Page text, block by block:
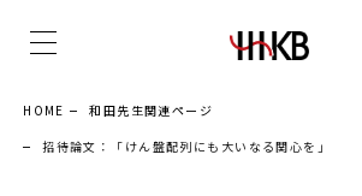
HOME
和田先生関連ページ
招待論文：「けん盤配列にも大いなる関心を」